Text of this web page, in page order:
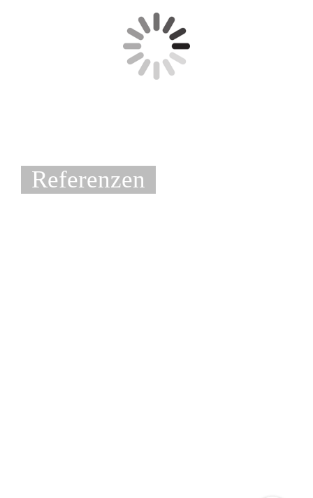
Referenzen